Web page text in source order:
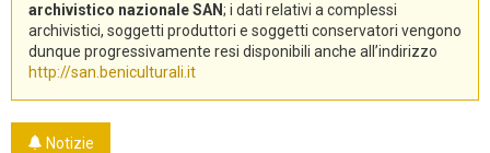
archivistico nazionale SAN; i dati relativi a complessi
archivistici, soggetti produttori e soggetti conservatori vengono
dunque progressivamente resi disponibili anche all’indirizzo
http://san.beniculturali.it
Notizie